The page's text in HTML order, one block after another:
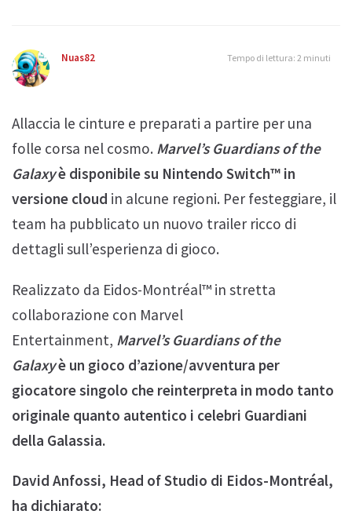
Nuas82 Tempo di lettura: 2 minuti
Allaccia le cinture e preparati a partire per una
folle corsa nel cosmo. Marvel’s Guardians of the
Galaxyè disponibile su Nintendo Switch™ in
versione cloud in alcune regioni. Per festeggiare, il
team ha pubblicato un nuovo trailer ricco di
dettagli sull’esperienza di gioco.
Realizzato da Eidos-Montréal™ in stretta
collaborazione con Marvel
Entertainment, Marvel’s Guardians of the
Galaxyè un gioco d’azione/avventura per
giocatore singolo che reinterpreta in modo tanto
originale quanto autentico i celebri Guardiani
della Galassia.
David Anfossi, Head of Studio di Eidos-Montréal,
ha dichiarato: